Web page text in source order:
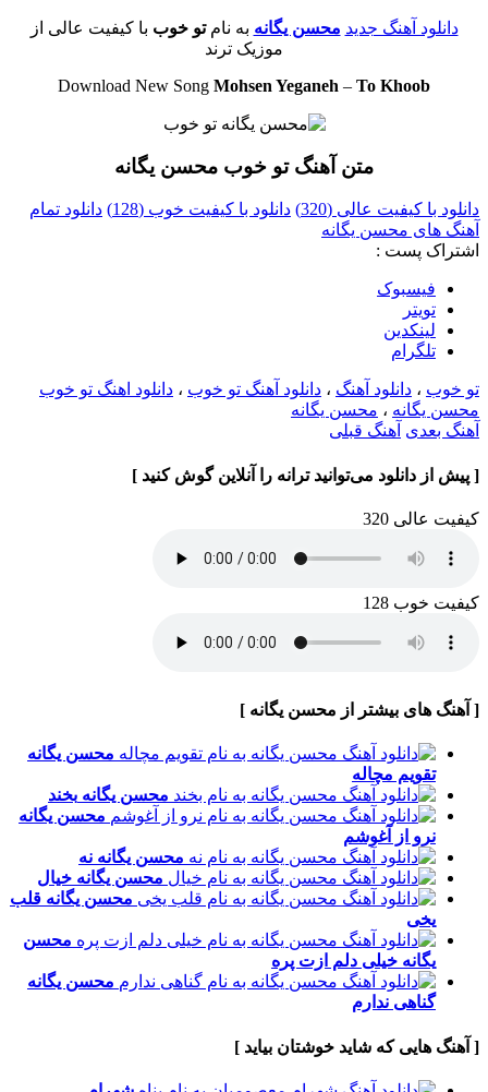
دانلود آهنگ جدید محسن یگانه به نامتو خوب با کیفیت عالی از
موزیک ترند
Download New Song Mohsen Yeganeh – To Khoob
متن آهنگ تو خوب محسن یگانه
دانلود با کیفیت عالی (320) دانلود با کیفیت خوب (128)
دانلود تمام
آهنگ های محسن یگانه
اشتراک پست :
فيسبوک
تويتر
لینکدین
تلگرام
تو خوب ، دانلود آهنگ ، دانلود آهنگ تو خوب ، دانلود اهنگ تو خوب
محسن یگانه ، محسن یگانه
آهنگ بعدی آهنگ قبلی
[ پیش از دانلود می‌توانید ترانه را آنلاین گوش کنید ]
کیفیت عالی 320
کیفیت خوب 128
[ آهنگ های بیشتر از محسن یگانه ]
محسن یگانه
تقویم مچاله
محسن یگانه بخند
محسن یگانه
نرو از آغوشم
محسن یگانه نه
محسن یگانه خیال
محسن یگانه قلب
یخی
محسن
یگانه خیلی دلم ازت پره
محسن یگانه
گناهی ندارم
[ آهنگ هایی که شاید خوشتان بیاید ]